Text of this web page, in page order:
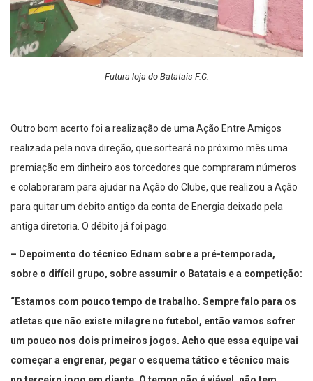
Futura loja do Batatais F.C.
Outro bom acerto foi a realização de uma Ação Entre Amigos
realizada pela nova direção, que sorteará no próximo mês uma
premiação em dinheiro aos torcedores que compraram números
e colaboraram para ajudar na Ação do Clube, que realizou a Ação
para quitar um debito antigo da conta de Energia deixado pela
antiga diretoria. O débito já foi pago.
– Depoimento do técnico Ednam sobre a pré-temporada,
sobre o difícil grupo, sobre assumir o Batatais e a competição:
“Estamos com pouco tempo de trabalho. Sempre falo para os
atletas que não existe milagre no futebol, então vamos sofrer
um pouco nos dois primeiros jogos. Acho que essa equipe vai
começar a engrenar, pegar o esquema tático e técnico mais